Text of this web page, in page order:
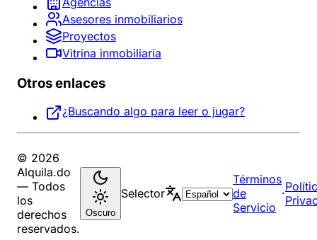
Asesores inmobiliarios
Proyectos
Vitrina inmobiliaria
Otros enlaces
¿Buscando algo para leer o jugar?
© 2026
Alquila.do
— Todos
los
derechos
reservados.
Oscuro
Selector
Términos
de
Servicio
·